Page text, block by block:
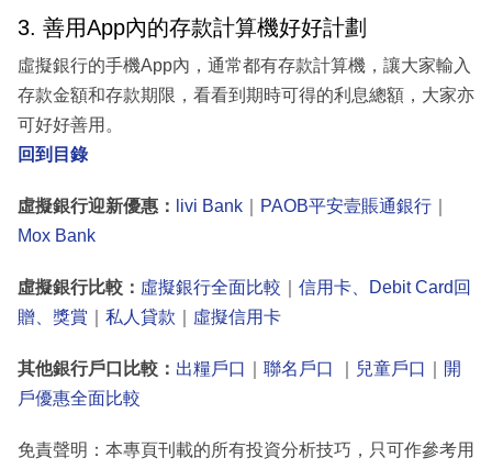
3. 善用App內的存款計算機好好計劃
虛擬銀行的手機App內，通常都有存款計算機，讓大家輸入
存款金額和存款期限，看看到期時可得的利息總額，大家亦
可好好善用。
回到目錄
虛擬銀行迎新優惠： livi Bank PAOB平安壹賬通銀行
Mox Bank
虛擬銀行比較： 虛擬銀行全面比較
信用卡、Debit Card回
贈、獎賞
私人貸款 虛擬信用卡
其他銀行戶口比較： 出糧戶口 聯名戶口 兒童戶口
開
戶優惠全面比較
免責聲明：本專頁刊載的所有投資分析技巧，只可作參考用